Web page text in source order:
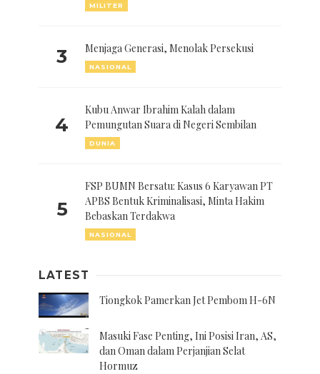
MILITER
3 Menjaga Generasi, Menolak Persekusi
NASIONAL
4
Kubu Anwar Ibrahim Kalah dalam
Pemungutan Suara di Negeri Sembilan
DUNIA
5
FSP BUMN Bersatu: Kasus 6 Karyawan PT
APBS Bentuk Kriminalisasi, Minta Hakim
Bebaskan Terdakwa
NASIONAL
LATEST
Tiongkok Pamerkan Jet Pembom H-6N
Masuki Fase Penting, Ini Posisi Iran, AS,
dan Oman dalam Perjanjian Selat
Hormuz